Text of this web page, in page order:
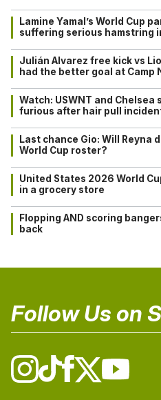
Lamine Yamal’s World Cup
suffering serious hamstring
Julián Alvarez free kick vs
had the better goal at Camp
Watch: USWNT and Chelsea
furious after hair pull
Last chance Gio: Will Reyna
World Cup roster?
United States 2026 World
in a grocery store
Flopping AND scoring
back
Follow Us on